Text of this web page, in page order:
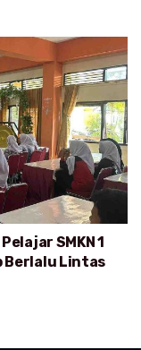
SMKN 1
Berlalu Lintas